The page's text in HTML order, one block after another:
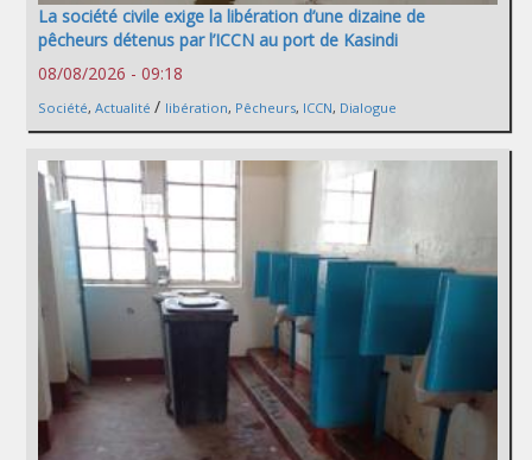
La société civile exige la libération d’une dizaine de
pêcheurs détenus par l’ICCN au port de Kasindi
08/08/2026 - 09:18
Société, Actualité / libération, Pêcheurs, ICCN, Dialogue